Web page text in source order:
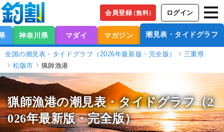
会員登録（無料） ログイン
神奈川県 マダイ マガジン 潮見表・タイドグラフ
全国の潮見表・タイドグラフ（2026年最新版・完全版）
三重県
松阪市
猟師漁港
猟師漁港の潮見表・タイドグラフ（2
026年最新版・完全版）